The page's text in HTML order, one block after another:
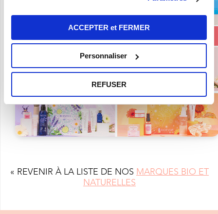
ACCEPTER et FERMER
Personnaliser
REFUSER
« REVENIR À LA LISTE DE NOS MARQUES BIO ET
NATURELLES